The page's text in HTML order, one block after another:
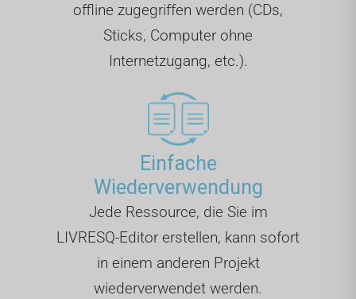
offline zugegriffen werden (CDs,
Sticks, Computer ohne
Internetzugang, etc.).
Einfache
Wiederverwendung
Jede Ressource, die Sie im
LIVRESQ-Editor erstellen, kann sofort
in einem anderen Projekt
wiederverwendet werden.